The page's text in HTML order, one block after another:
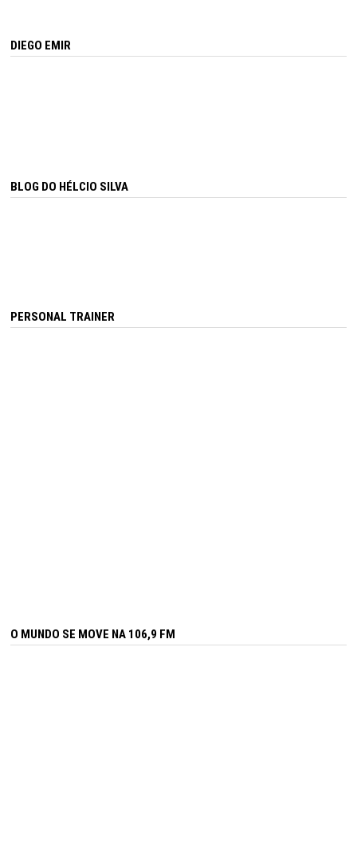
DIEGO EMIR
BLOG DO HÉLCIO SILVA
PERSONAL TRAINER
O MUNDO SE MOVE NA 106,9 FM